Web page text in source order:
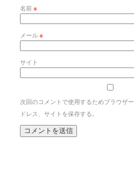
名前※
メール※
サイト
次回のコメントで使用するためブラウザ
ドレス、サイトを保存する。